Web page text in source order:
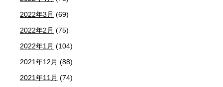
2022年3月 (69)
2022年2月 (75)
2022年1月 (104)
2021年12月 (88)
2021年11月 (74)